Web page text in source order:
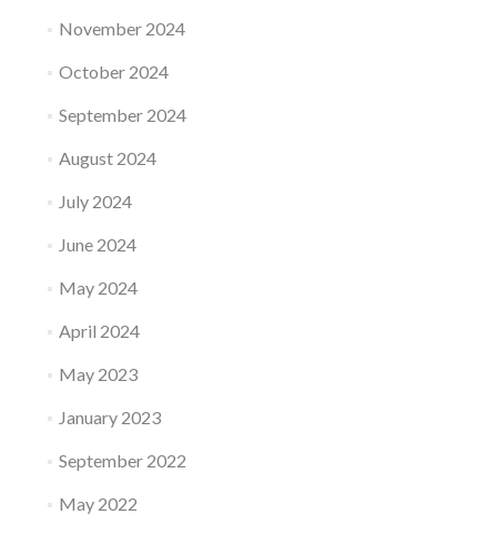
November 2024
October 2024
September 2024
August 2024
July 2024
June 2024
May 2024
April 2024
May 2023
January 2023
September 2022
May 2022